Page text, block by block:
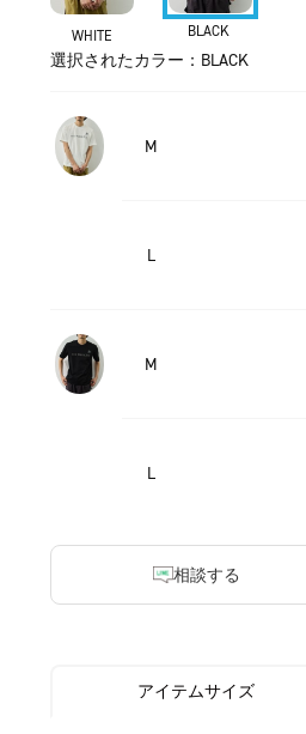
WHITE BLACK
選択されたカラー：BLACK
M
L
M
L
相談する
アイテムサイズ